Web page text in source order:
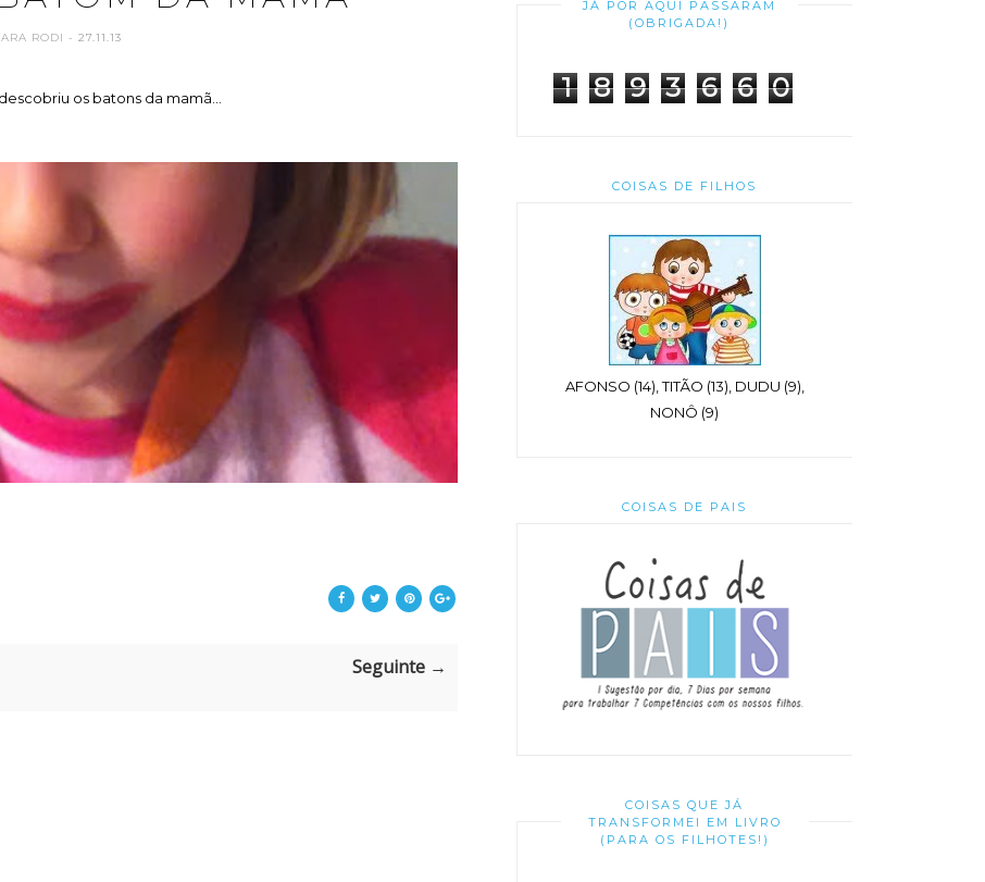
RODI - 27.11.13
os batons da mamã...
Seguinte →
JÁ POR AQUI PASSARAM
(OBRIGADA!)
1 8 9 3 6 6 0
COISAS DE FILHOS
AFONSO (14), TITÃO (13), DUDU (9),
NONÔ (9)
COISAS DE PAIS
COISAS QUE JÁ
TRANSFORMEI EM LIVRO
(PARA OS FILHOTES!)